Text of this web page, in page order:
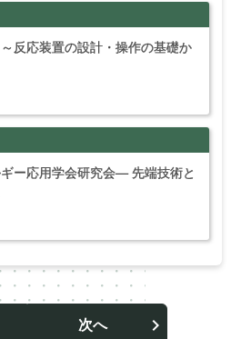
反応装置の設計・操作の基礎か
ー応用学会研究会― 先端技術と
次へ